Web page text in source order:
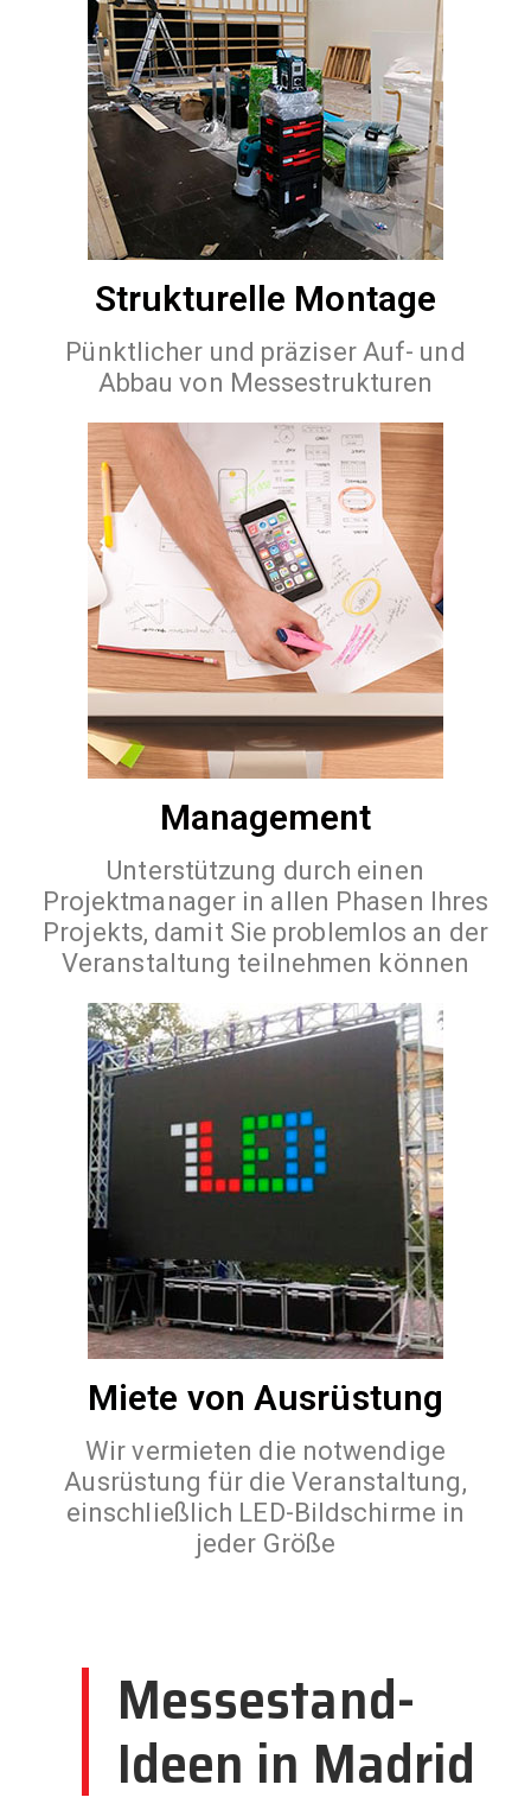
Strukturelle Montage
Pünktlicher und präziser Auf- und
Abbau von Messestrukturen
Management
Unterstützung durch einen
Projektmanager in allen Phasen Ihres
Projekts, damit Sie problemlos an der
Veranstaltung teilnehmen können
Miete von Ausrüstung
Wir vermieten die notwendige
Ausrüstung für die Veranstaltung,
einschließlich LED-Bildschirme in
jeder Größe
Messestand-
Ideen in Madrid